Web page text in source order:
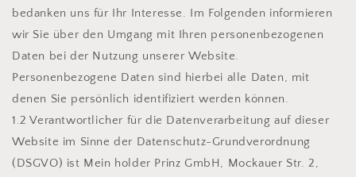
bedanken uns für Ihr Interesse. Im Folgenden informieren
wir Sie über den Umgang mit Ihren personenbezogenen
Daten bei der Nutzung unserer Website.
Personenbezogene Daten sind hierbei alle Daten, mit
denen Sie persönlich identifiziert werden können.
1.2 Verantwortlicher für die Datenverarbeitung auf dieser
Website im Sinne der Datenschutz-Grundverordnung
(DSGVO) ist Mein holder Prinz GmbH, Mockauer Str. 2,